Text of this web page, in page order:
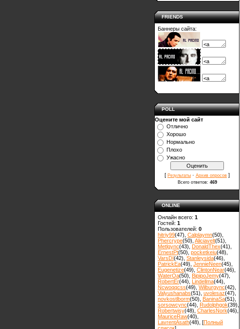
FRIENDS
Баннеры сайта:
POLL
Оцените мой сайт
Отлично
Хорошо
Нормально
Плохо
Ужасно
[ Результаты · Архив опросов ]
Всего ответов: 469
ONLINE
Онлайн всего: 1
Гостей: 1
Пользователей: 0
hitriy99(47) Calplaymn(50)
Phercrype(50) Aliciavelt(51)
Metlgync(43) DonaldThex(41)
ErnestPt(50) pocketkeiu(48)
VarsDI(42) Stanleysida(46)
PatrickEa(49) JennieNeen(45)
Eugenetize(49) ClintonNear(46)
WaterOa(50) BipipoJemy(47)
RobertEr(44) Lindellma(44)
Ncwoqqcss(49) Wilburgync(42)
Valyushanabs(51) uvolesaz(47)
novkostlborm(50) ВaninaSa(51)
sorsowcync(44) Rudolphgok(39)
Robertwisy(48) CharlesNork(46)
MauriceRaw(40)
LavrentAsath(48) , [Полный